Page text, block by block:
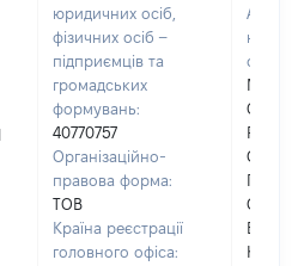
юридичних осіб,
фізичних осіб –
підприємців та
громадських
формувань:
40770757
Організаційно-
правова форма:
ТОВ
Країна реєстрації
головного офіса:
Адреса